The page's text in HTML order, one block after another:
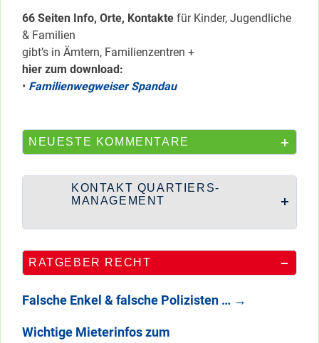
66 Seiten Info, Orte, Kontakte für Kinder, Jugendliche
& Familien
gibt’s in Ämtern, Familienzentren +
hier zum download:
• Familienwegweiser Spandau
NEUESTE KOMMENTARE
KONTAKT QUARTIERS-
MANAGEMENT
RATGEBER RECHT
Falsche Enkel & falsche Polizisten … →
Wichtige Mieterinfos zum